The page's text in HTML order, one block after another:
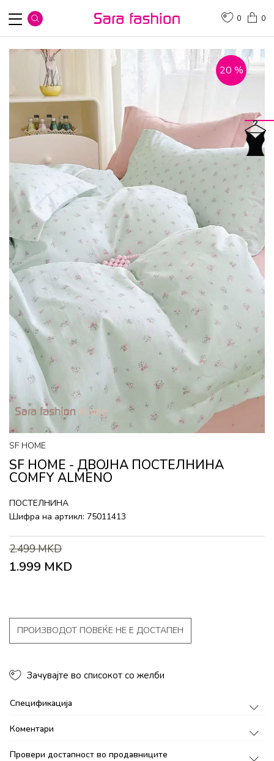
0
0
20 %
SF HOME
SF HOME - ДВОЈНА ПОСТЕЛНИНА
COMFY ALMENO
ПОСТЕЛНИНА
Шифра на артикл: 75011413
2.499MKD
1.999 MKD
ПРОИЗВОДОТ ПОВЕЌЕ НЕ Е ДОСТАПЕН
Зачувајте во списокот со желби
Спецификација
Коментари
Провери достапност во продавниците